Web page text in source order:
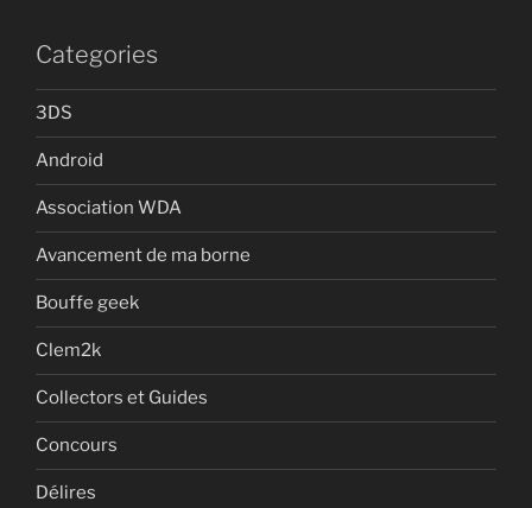
Categories
3DS
Android
Association WDA
Avancement de ma borne
Bouffe geek
Clem2k
Collectors et Guides
Concours
Délires